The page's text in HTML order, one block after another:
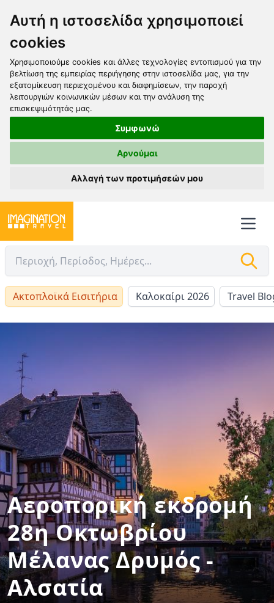
Αυτή η ιστοσελίδα χρησιμοποιεί
cookies
Χρησιμοποιούμε cookies και άλλες τεχνολογίες εντοπισμού για την
βελτίωση της εμπειρίας περιήγησης στην ιστοσελίδα μας, για την
εξατομίκευση περιεχομένου και διαφημίσεων, την παροχή
λειτουργιών κοινωνικών μέσων και την ανάλυση της
επισκεψιμότητάς μας.
Συμφωνώ
Αρνούμαι
Αλλαγή των προτιμήσεών μου
Ακτοπλοϊκά Εισιτήρια Καλοκαίρι 2026 Travel
Αεροπορική εκδρομή
28η Οκτωβρίου
Μέλανας Δρυμός -
Αλσατία